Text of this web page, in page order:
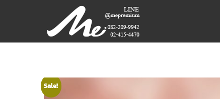
ME
PREMIUM
GIFT
LASER,
CRYSTAL,
Sale!